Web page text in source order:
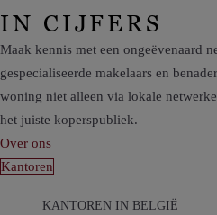
IN CIJFERS
Maak kennis met een ongeëvenaard
gespecialiseerde makelaars en
woning niet alleen via lokale
het juiste koperspubliek.
Over ons
Kantoren
KANTOREN IN BELGIË